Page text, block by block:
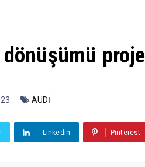
AUDİ
Linkedin Pinterest